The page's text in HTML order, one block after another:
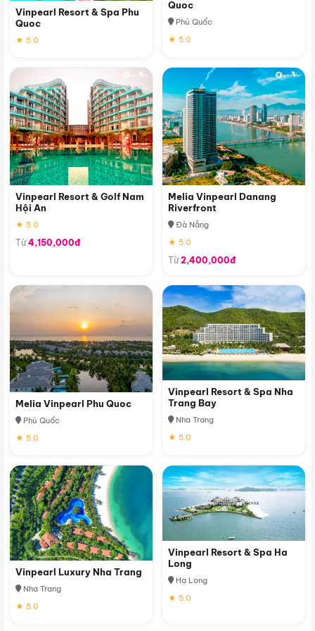
Vinpearl Resort & Spa Phu
Quoc
★ 5.0
Quoc
Phú Quốc
★ 5.0
Vinpearl Resort & Golf Nam
Hội An
★ 5.0
Từ4,150,000đ
Melia Vinpearl Danang
Riverfront
Đà Nẵng
★ 5.0
Từ2,400,000đ
Melia Vinpearl Phu Quoc
Phú Quốc
★ 5.0
Vinpearl Resort & Spa Nha
Trang Bay
Nha Trang
★ 5.0
Vinpearl Luxury Nha Trang
Nha Trang
★ 5.0
Vinpearl Resort & Spa Ha
Long
Hạ Long
★ 5.0